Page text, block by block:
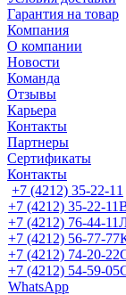
Гарантия на товар
Компания
О компании
Новости
Команда
Отзывы
Карьера
Контакты
Партнеры
Сертификаты
Контакты
+7 (4212) 35-22-11
+7 (4212) 35-22-11
+7 (4212) 76-44-11
+7 (4212) 56-77-77
+7 (4212) 74-20-22
+7 (4212) 54-59-05
WhatsApp